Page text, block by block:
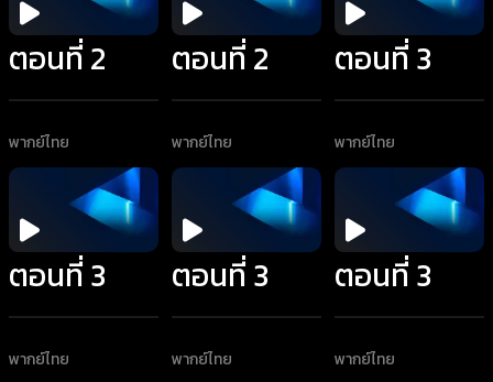
ตอนที่ 2
พากย์ไทย
ตอนที่ 2
พากย์ไทย
ตอนที่ 3
พากย์ไทย
ตอนที่ 3
พากย์ไทย
ตอนที่ 3
พากย์ไทย
ตอนที่ 3
พากย์ไทย